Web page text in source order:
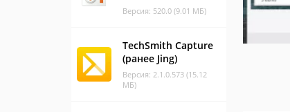
Версия: 520.0 (9.01 МБ)
TechSmith Capture
(ранее Jing)
Версия: 2.1.0.573 (15.12
МБ)